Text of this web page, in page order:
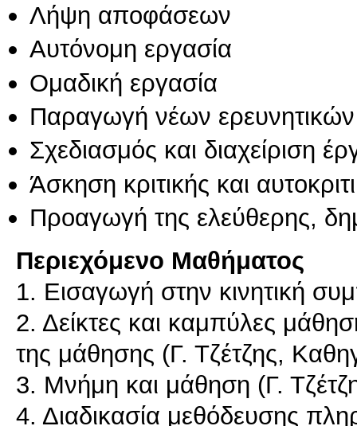
Λήψη αποφάσεων
Αυτόνομη εργασία
Ομαδική εργασία
Παραγωγή νέων
Σχεδιασμός και διαχείριση
Άσκηση κριτικής και
Προαγωγή της ελεύθερης,
Περιεχόμενο Μαθήματος
1. Εισαγωγή στην κινητική
2. Δείκτες και καμπύλες
της μάθησης (Γ. Τζέτζης,
3. Μνήμη και μάθηση (Γ.
4. Διαδικασία μεθόδευσης